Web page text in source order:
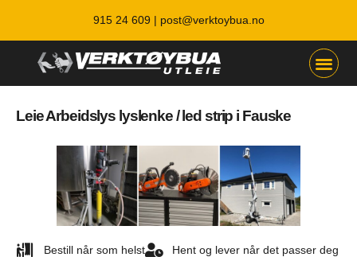
915 24 609 | post@verktoybua.no
Leie Arbeidslys lyslenke / led strip i Fauske
Bestill når som helst Hent og lever når det passer deg